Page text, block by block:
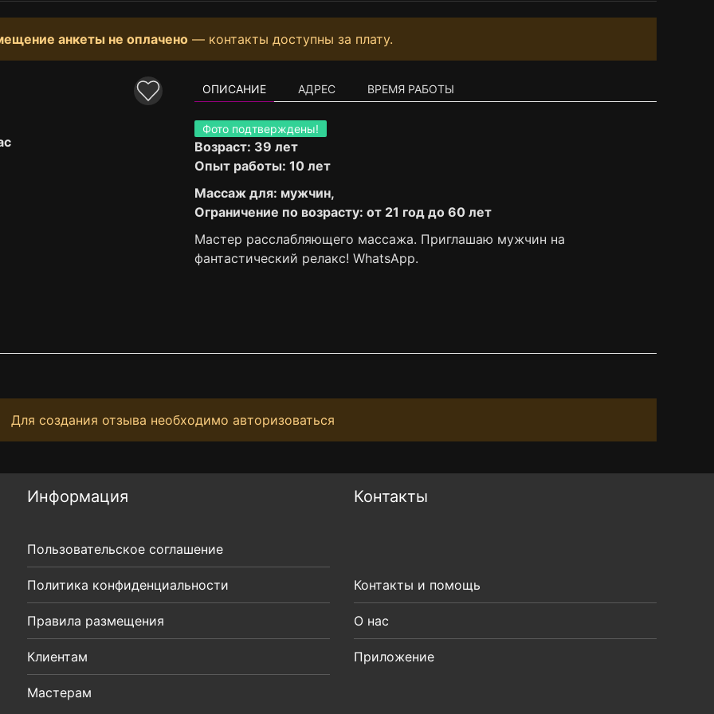
анкеты не оплачено — контакты доступны за плату.
ОПИСАНИЕ АДРЕС ВРЕМЯ РАБОТЫ
Фото подтверждены!
Возраст: 39 лет
Опыт работы: 10 лет
Массаж для: мужчин,
Ограничение по возрасту: от 21 год до 60 лет
Мастер расслабляющего массажа. Приглашаю мужчин на
фантастический релакс! WhatsApp.
Для создания отзыва необходимо авторизоваться
Информация
Пользовательское соглашение
Политика конфиденциальности
Правила размещения
Клиентам
Мастерам
Контакты
Контакты и помощь
О нас
Приложение